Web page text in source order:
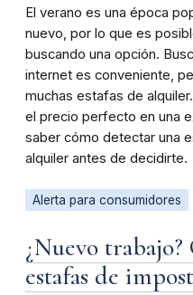
El verano es una época
nuevo, por lo que es
buscando una opción.
internet es conveniente,
muchas estafas de
el precio perfecto en una
saber cómo detectar una
alquiler antes de decidirte.
Alerta para consumidores
¿Nuevo
estafas de